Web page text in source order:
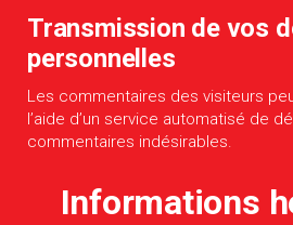
Transmission de vos
personnelles
Les commentaires des visiteurs
l’aide d’un service automatisé de
commentaires indésirables.
Informations